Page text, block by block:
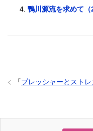
鴨川源流を求めて（
「プレッシャーとスト